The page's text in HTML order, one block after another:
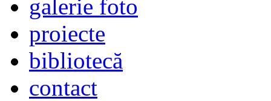
galerie foto
proiecte
bibliotecă
contact